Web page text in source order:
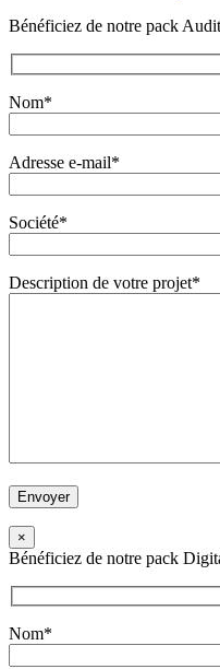
Bénéficiez de notre pack
Nom*
Adresse e-mail*
Société*
Description de votre projet*
×
Bénéficiez de notre pack
Nom*